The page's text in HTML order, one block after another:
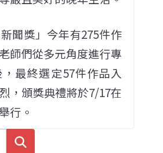
聞獎」今年有275件作
師們從多元角度進行專
最終選定57件作品入
，頒獎典禮將於7/17在
行。
搜尋